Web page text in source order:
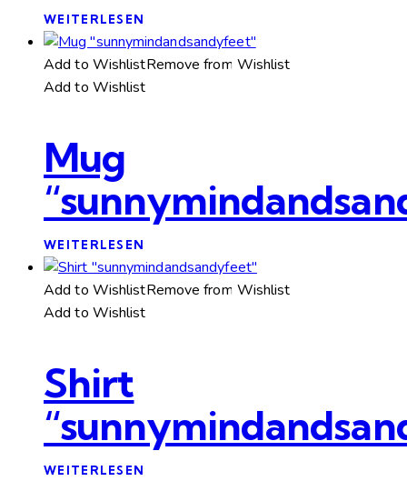
WEITERLESEN
Add to WishlistRemove from Wishlist
Add to Wishlist
Mug
WEITERLESEN
Add to WishlistRemove from Wishlist
Add to Wishlist
Shirt
WEITERLESEN